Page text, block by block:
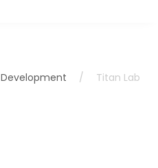
Development Titan Lab